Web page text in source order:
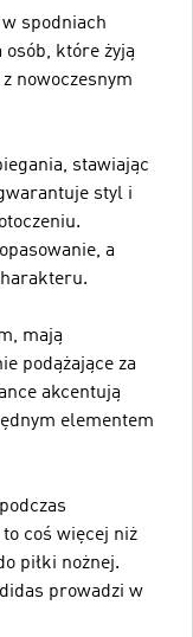
spodniach
osób, które żyją
nowoczesnym
stawiając
styl i
a
mają
podążające za
akcentują
elementem
coś więcej niż
piłki nożnej.
prowadzi w